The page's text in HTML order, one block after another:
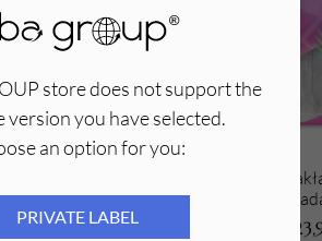
store does not support the
version you have selected.
an option for you:
PRIVATE LABEL
PLN
Aba Group
metalowej o